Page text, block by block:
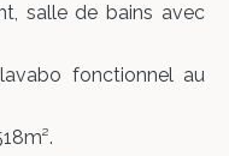
salle de bains avec
fonctionnel au